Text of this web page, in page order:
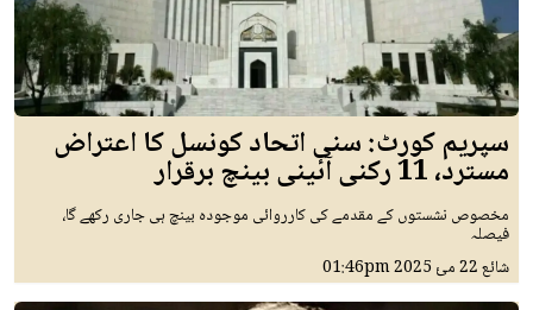
سپریم کورٹ: سنی اتحاد کونسل کا اعتراض
مسترد، 11 رکنی آئینی بینچ برقرار
مخصوص نشستوں کے مقدمے کی کارروائی موجودہ بینچ ہی جاری رکھے گا،
فیصلہ
شائع22 مئ 2025 01:46pm